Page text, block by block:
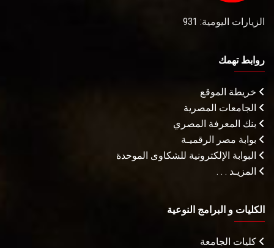
الزيارات اليومية: 931
روابط تهمك
خريطة الموقع
الجامعات المصرية
بنك المعرفة المصري
بوابة مصر الرقميـة
البوابة الإلكترونية للشكاوى الموحدة
المزيـد . . .
الكليات و البرامج النوعية
كليات الجامعة